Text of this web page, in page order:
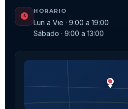
HORARIO
Lun a Vie · 9:00 a 19:00
Sábado · 9:00 a 13:00